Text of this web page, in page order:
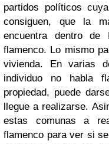
partidos políticos
consiguen, que la
encuentra dentro de
flamenco. Lo mismo
vivienda. En varias
individuo no habla
propiedad, puede
llegue a realizarse.
estas comunas a
flamenco para ver si